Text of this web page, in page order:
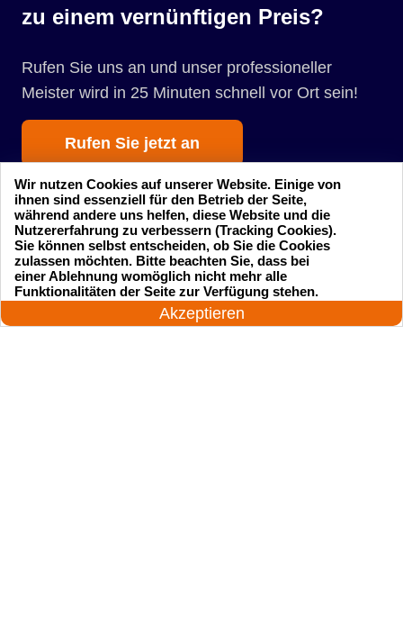
zu einem vernünftigen Preis?
Rufen Sie uns an und unser professioneller
Meister wird in 25 Minuten schnell vor Ort sein!
Rufen Sie jetzt an
Startseite Einsatzgebiete
Preise
24 Stunden am Tag
Akzeptieren
Wir nutzen Cookies auf unserer Website. Einige von
ihnen sind essenziell für den Betrieb der Seite,
während andere uns helfen, diese Website und die
Nutzererfahrung zu verbessern (Tracking Cookies).
Sie können selbst entscheiden, ob Sie die Cookies
zulassen möchten. Bitte beachten Sie, dass bei
einer Ablehnung womöglich nicht mehr alle
Funktionalitäten der Seite zur Verfügung stehen.